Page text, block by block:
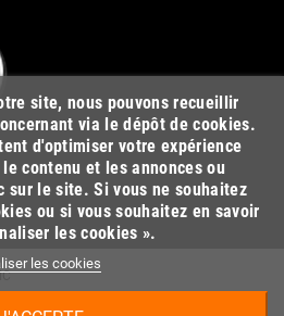
site, nous pouvons recueillir
via le dépôt de cookies.
d'optimiser votre expérience
contenu et les annonces ou
sur le site. Si vous ne souhaitez
ou si vous souhaitez en savoir
les cookies ».
les cookies